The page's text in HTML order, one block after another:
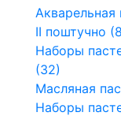
II поштучно
Наборы
(32)
Масляная
Наборы